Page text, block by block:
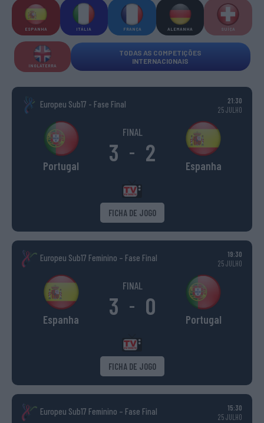
ESPANHA ITÁLIA FRANÇA ALEMANHA SUÍÇA
INGLATERRA
TODAS AS COMPETIÇÕES
INTERNACIONAIS
Europeu Sub17 - Fase Final
21:30
25 JULHO
Portugal
FINAL
3 - 2 Espanha
FICHA DE JOGO
Europeu Sub17 Feminino – Fase Final
19:30
25 JULHO
Espanha
FINAL
3 - 0 Portugal
FICHA DE JOGO
Europeu Sub17 Feminino – Fase Final
15:30
25 JULHO